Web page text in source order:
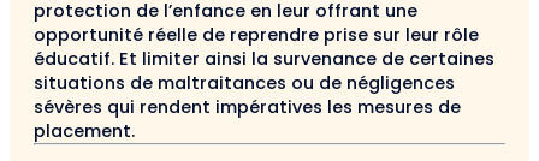
protection de l’enfance en leur offrant une
opportunité réelle de reprendre prise sur leur rôle
éducatif. Et limiter ainsi la survenance de certaines
situations de maltraitances ou de négligences
sévères qui rendent impératives les mesures de
placement.